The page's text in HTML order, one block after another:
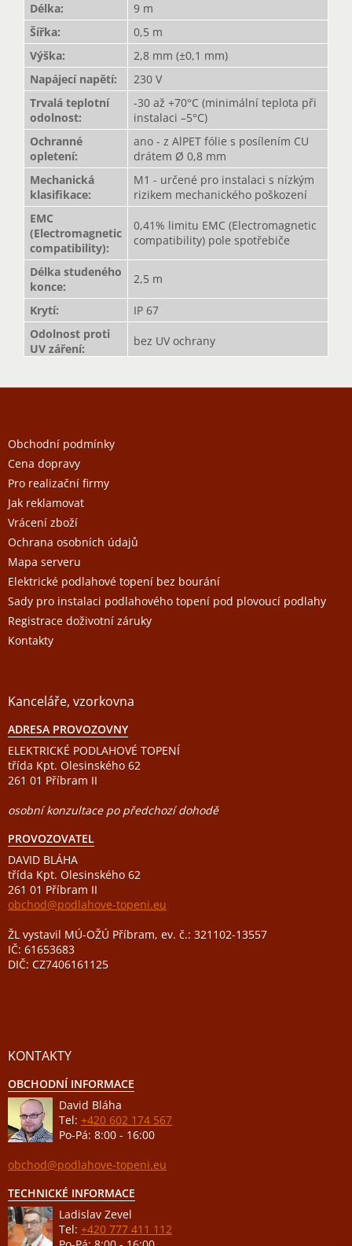
Délka:
9 m
Šířka:
0,5 m
Výška:
2,8 mm (±0,1 mm)
Napájecí napětí:
230 V
Trvalá teplotní
odolnost:
-30 až +70°C (minimální teplota při
instalaci –5°C)
Ochranné
opletení:
ano - z AlPET fólie s posílením CU
drátem Ø 0,8 mm
Mechanická
klasifikace:
M1 - určené pro instalaci s nízkým
rizikem mechanického poškození
EMC
(Electromagnetic
compatibility):
0,41% limitu EMC (Electromagnetic
compatibility) pole spotřebiče
Délka studeného
konce:
2,5 m
Krytí:
IP 67
Odolnost proti
UV záření:
bez UV ochrany
Z
aObchodní podmínky
Cena dopravy
Pro realizační firmy
Jak reklamovat
Vrácení zboží
Ochrana osobních údajů
Mapa serveru
Elektrické podlahové topení bez bourání
Sady pro instalaci podlahového topení pod plovoucí podlahy
Registrace doživotní záruky
Kontakty
Kanceláře, vzorkovna
ADRESA PROVOZOVNY
ELEKTRICKÉ PODLAHOVÉ TOPENÍ
třída Kpt. Olesinského 62
261 01 Příbram II
osobní konzultace po předchozí dohodě
PROVOZOVATEL
DAVID BLÁHA
třída Kpt. Olesinského 62
261 01 Příbram II
obchod@podlahove-topeni.eu
ŽL vystavil MÚ-OŽÚ Příbram, ev. č.: 321102-13557
IČ: 61653683
DIČ: CZ7406161125
KONTAKTY
OBCHODNÍ INFORMACE
David Bláha
Tel: +420 602 174 567
Po-Pá: 8:00 - 16:00
obchod@podlahove-topeni.eu
TECHNICKÉ INFORMACE
Ladislav Zevel
Tel: +420 777 411 112